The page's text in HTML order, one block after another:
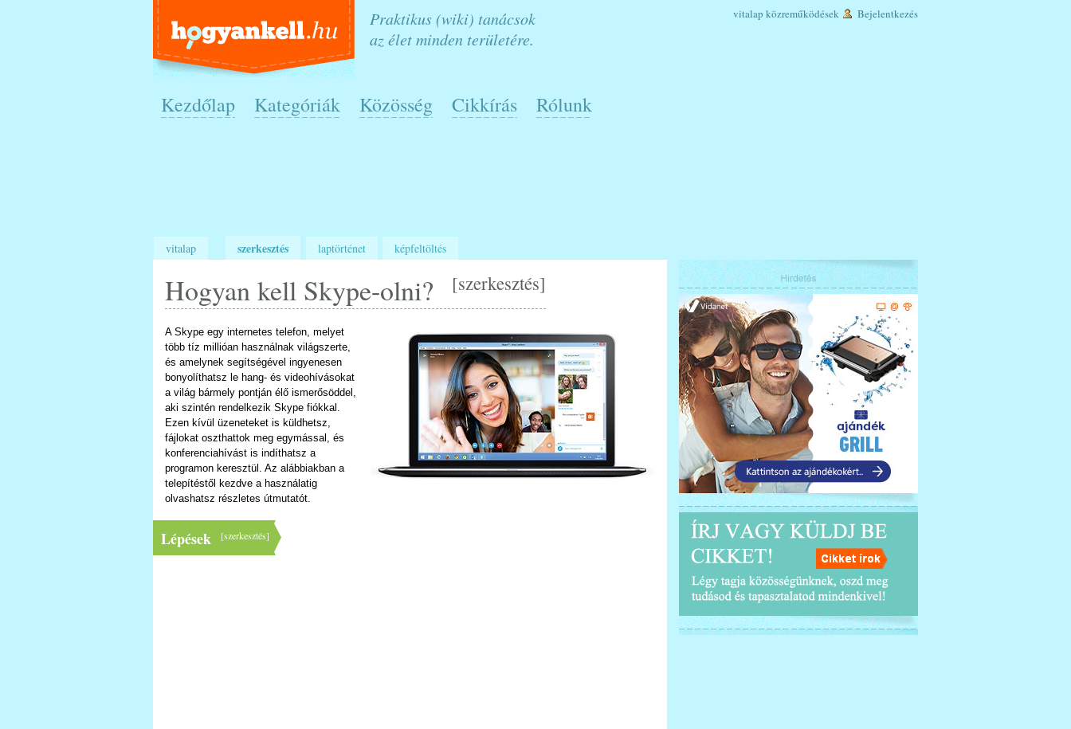
Praktikus (wiki) tanácsok
az élet minden területére.
vitalap közreműködések Bejelentkezés
Kezdőlap Kategóriák Közösség Cikkírás Rólunk
vitalap szerkesztés laptörténet képfeltöltés
[szerkesztés]
Hogyan kell Skype-olni?
A Skype egy internetes telefon, melyet
több tíz millióan használnak világszerte,
és amelynek segítségével ingyenesen
bonyolíthatsz le hang- és videohívásokat
a világ bármely pontján élő ismerősöddel,
aki szintén rendelkezik Skype fiókkal.
Ezen kívül üzeneteket is küldhetsz,
fájlokat oszthattok meg egymással, és
konferenciahívást is indíthatsz a
programon keresztül. Az alábbiakban a
telepítéstől kezdve a használatig
olvashatsz részletes útmutatót.
[szerkesztés]
Lépések